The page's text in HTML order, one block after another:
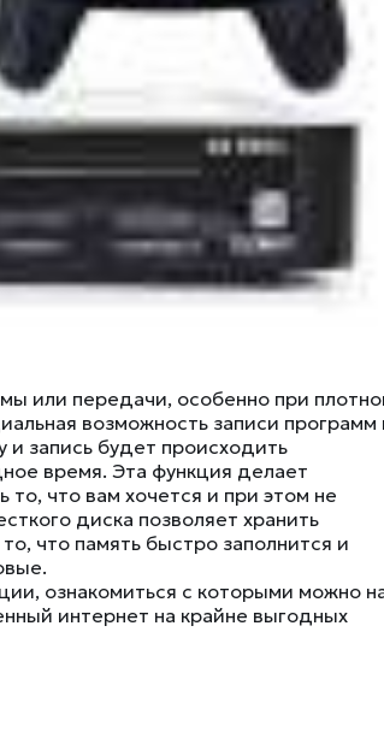
или передачи, особенно при
возможность записи программ
запись будет происходить
время. Эта функция делает
что вам хочется и при этом не
диска позволяет хранить
что память быстро заполнится и
ознакомиться с которыми можно
интернет на крайне выгодных